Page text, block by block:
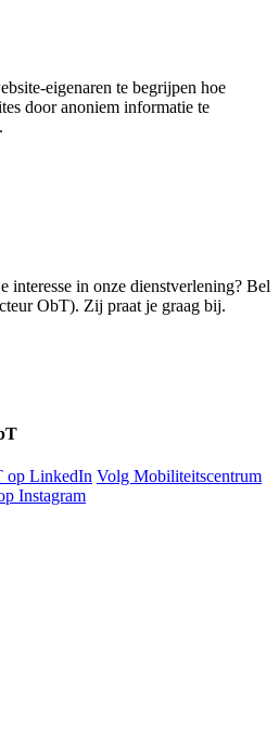
eigenaren te begrijpen hoe
door anoniem informatie te
interesse in onze dienstverlening? Bel
ObT). Zij praat je graag bij.
op LinkedIn Volg Mobiliteitscentrum
Instagram